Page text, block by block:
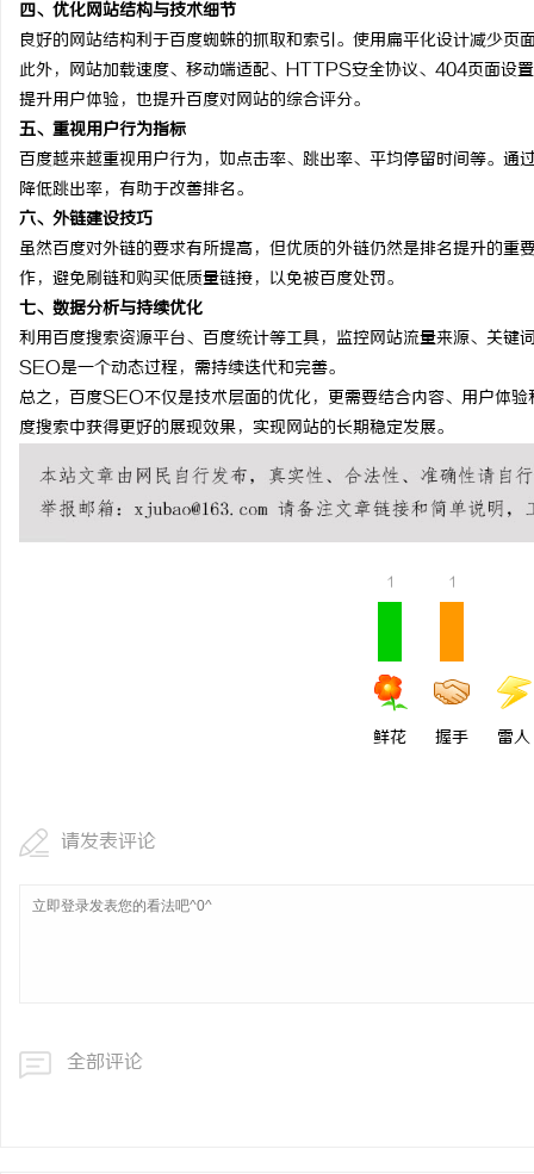
四、优化网站结构与技术细节
良好的网站结构利于百度蜘蛛的抓取和索引。使用扁平化设计减少
此外，网站加载速度、移动端适配、HTTPS安全协议、404页面设
提升用户体验，也提升百度对网站的综合评分。
五、重视用户行为指标
百度越来越重视用户行为，如点击率、跳出率、平均停留时间等。
降低跳出率，有助于改善排名。
六、外链建设技巧
虽然百度对外链的要求有所提高，但优质的外链仍然是排名提升的
作，避免刷链和购买低质量链接，以免被百度处罚。
七、数据分析与持续优化
利用百度搜索资源平台、百度统计等工具，监控网站流量来源、关
SEO是一个动态过程，需持续迭代和完善。
总之，百度SEO不仅是技术层面的优化，更需要结合内容、用户体
度搜索中获得更好的展现效果，实现网站的长期稳定发展。
1
鲜花
1
握手 雷人
请发表评论
全部评论
净 AC 国际医疗实验室，标准化研发体系
解析
武汉配眼镜 上海配眼镜